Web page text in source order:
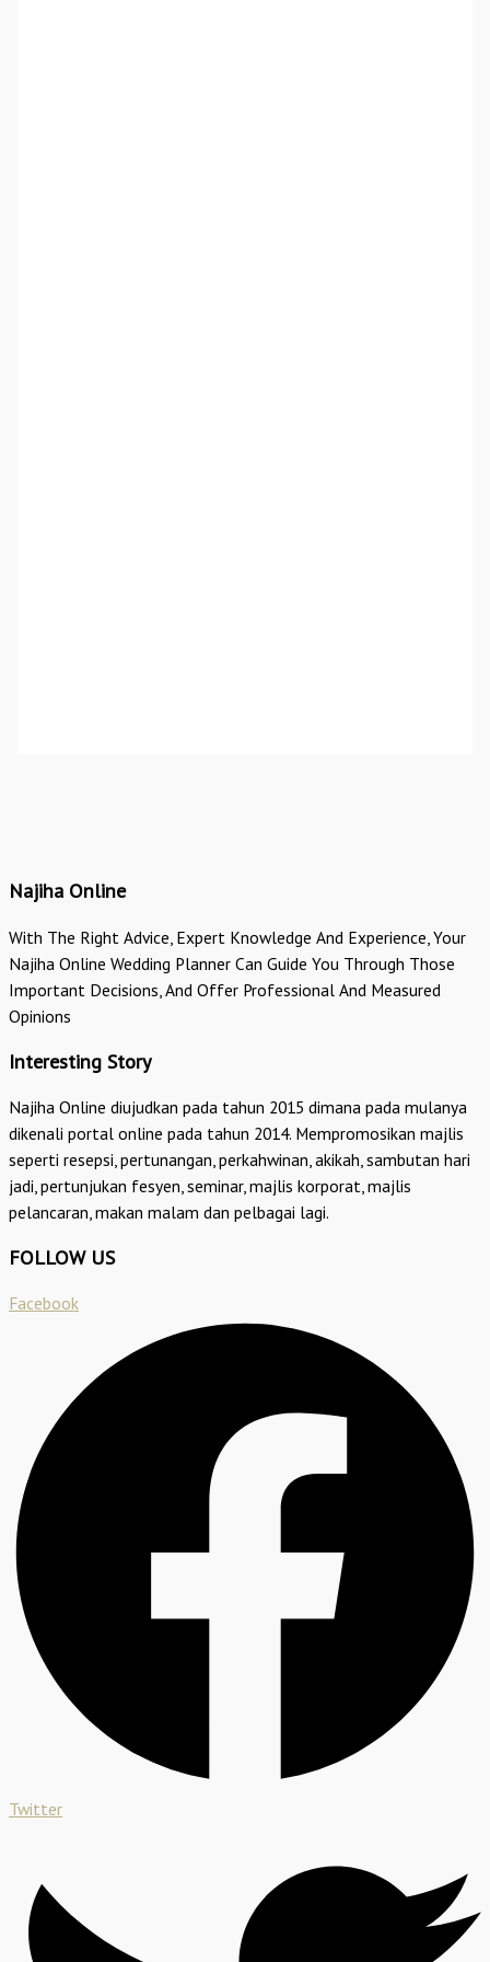
Najiha Online
With The Right Advice, Expert Knowledge And Experience, Your
Najiha Online Wedding Planner Can Guide You Through Those
Important Decisions, And Offer Professional And Measured
Opinions
Interesting Story
Najiha Online diujudkan pada tahun 2015 dimana pada mulanya
dikenali portal online pada tahun 2014. Mempromosikan majlis
seperti resepsi, pertunangan, perkahwinan, akikah, sambutan hari
jadi, pertunjukan fesyen, seminar, majlis korporat, majlis
pelancaran, makan malam dan pelbagai lagi.
FOLLOW US
Facebook
Twitter